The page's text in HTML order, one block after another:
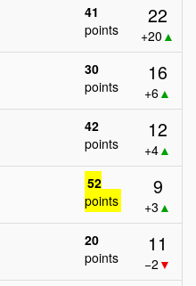
41
points
22
+20 ▲
30
points
16
+6▲
42
points
12
+4▲
52
points
9
+3 ▲
20
points
11
−2 ▼